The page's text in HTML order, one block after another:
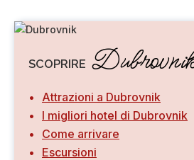
SCOPRIRE
Attrazioni a Dubrovnik
I migliori hotel di Dubrovnik
Come arrivare
Escursioni